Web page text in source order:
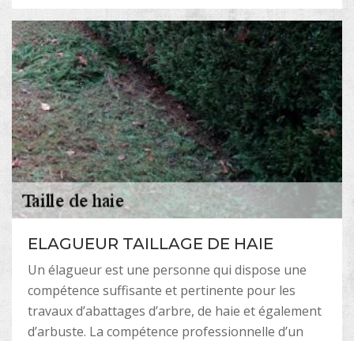
ELAGUEUR TAILLAGE DE HAIE
Un élagueur est une personne qui dispose une
compétence suffisante et pertinente pour les
travaux d’abattages d’arbre, de haie et également
d’arbuste. La compétence professionnelle d’un